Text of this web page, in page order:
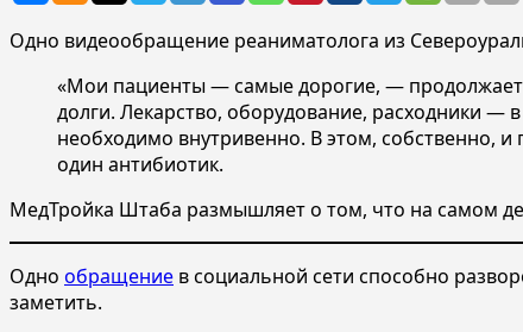
Одно видеообращение реаниматолога из
«Мои пациенты — самые дорогие, —
долги. Лекарство, оборудование, расходники
необходимо внутривенно. В этом, собственно,
один антибиотик.
МедТройка Штаба размышляет о том, что на самом
Одно обращение в социальной сети способно
заметить.